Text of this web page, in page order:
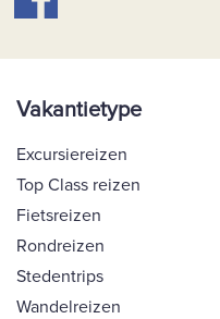
Vakantietype
Excursiereizen
Top Class reizen
Fietsreizen
Rondreizen
Stedentrips
Wandelreizen